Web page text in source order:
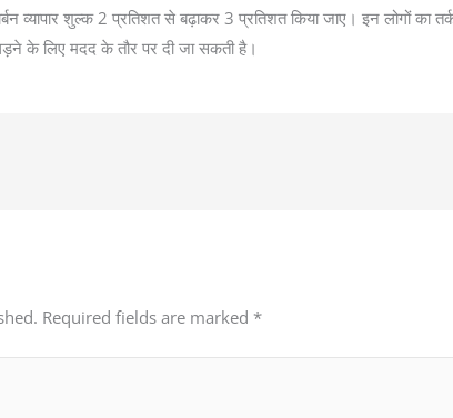
व्यापार शुल्क 2 प्रतिशत से बढ़ाकर 3 प्रतिशत किया जाए। इन लोगों का
के लिए मदद के तौर पर दी जा सकती है।
Required fields are marked *